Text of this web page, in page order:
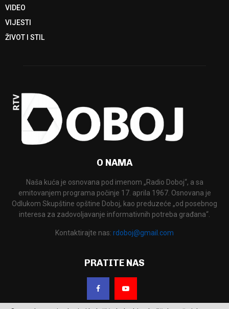
VIDEO
VIJESTI
ŽIVOT I STIL
O NAMA
Naša kuća je osnovana pod imenom „Radio Doboj“, a sa
emitovanjem programa počinje 17. aprila 1967. Osnovana je
Odlukom Skupštine opštine Doboj, kao preduzeće „od posebnog
interesa za zadovoljavanje informativnih potreba građana“.
Kontaktirajte nas: rdoboj@gmail.com
PRATITE NAS